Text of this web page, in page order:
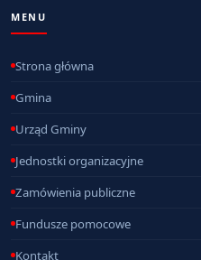
MENU
Strona główna
Gmina
Urząd Gminy
Jednostki organizacyjne
Zamówienia publiczne
Fundusze pomocowe
Kontakt